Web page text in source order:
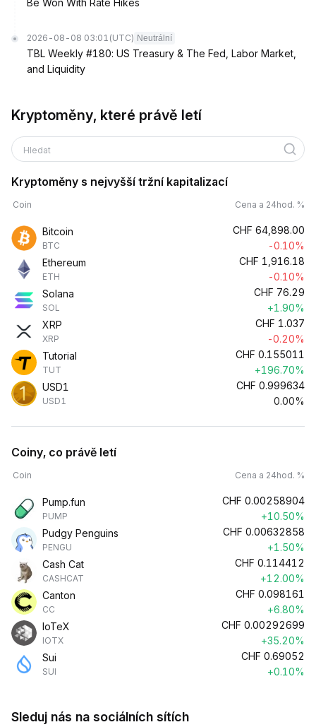
Be Won With Rate Hikes
2026-08-08 03:01 (UTC) Neutrální
TBL Weekly #180: US Treasury & The Fed, Labor Market,
and Liquidity
Kryptoměny, které právě letí
Hledat
Kryptoměny s nejvyšší tržní kapitalizací
Coin Cena a 24hod. %
Bitcoin
BTC
CHF 64,898.00
-0.10%
Ethereum
ETH
CHF 1,916.18
-0.10%
Solana
SOL
CHF 76.29
+1.90%
XRP
XRP
CHF 1.037
-0.20%
Tutorial
TUT
CHF 0.155011
+196.70%
USD1
USD1
CHF 0.999634
0.00%
Coiny, co právě letí
Coin Cena a 24hod. %
Pump.fun
PUMP
CHF 0.00258904
+10.50%
Pudgy Penguins
PENGU
CHF 0.00632858
+1.50%
Cash Cat
CASHCAT
CHF 0.114412
+12.00%
Canton
CC
CHF 0.098161
+6.80%
IoTeX
IOTX
CHF 0.00292699
+35.20%
Sui
SUI
CHF 0.69052
+0.10%
Sleduj nás na sociálních sítích